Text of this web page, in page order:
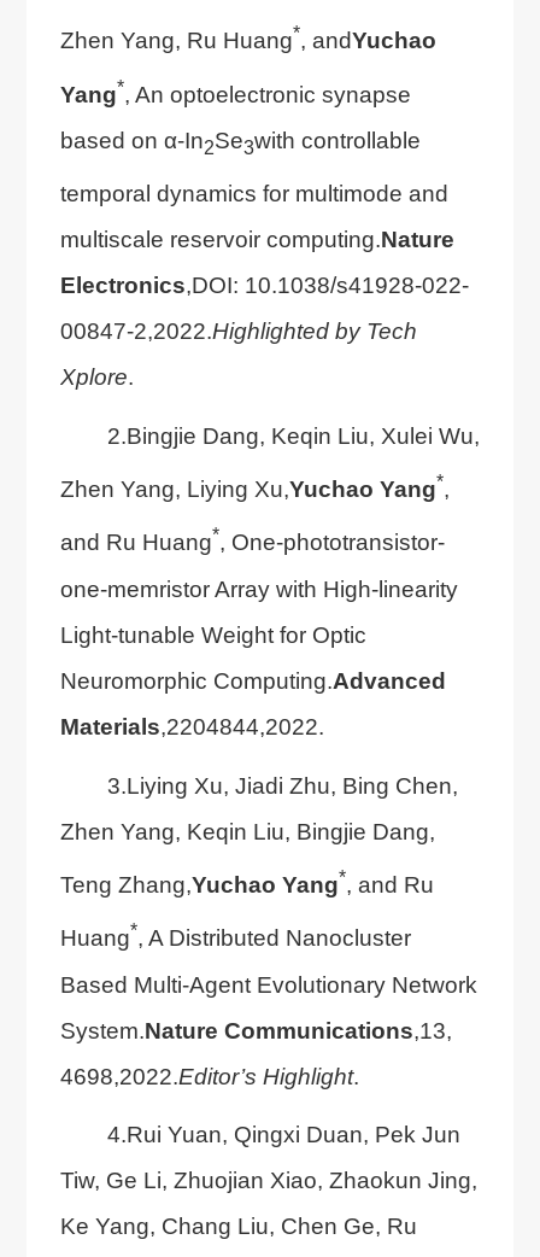
Zhen Yang, Ru Huang*, andYuchao
Yang*, An optoelectronic synapse
based on α-In2Se3with controllable
temporal dynamics for multimode and
multiscale reservoir computing.Nature
Electronics,DOI: 10.1038/s41928-022-
00847-2,2022.Highlighted by Tech
Xplore.
2.Bingjie Dang, Keqin Liu, Xulei Wu,
Zhen Yang, Liying Xu,Yuchao Yang*,
and Ru Huang*, One-phototransistor-
one-memristor Array with High-linearity
Light-tunable Weight for Optic
Neuromorphic Computing.Advanced
Materials,2204844,2022.
3.Liying Xu, Jiadi Zhu, Bing Chen,
Zhen Yang, Keqin Liu, Bingjie Dang,
Teng Zhang,Yuchao Yang*, and Ru
Huang*, A Distributed Nanocluster
Based Multi-Agent Evolutionary Network
System.Nature Communications,13,
4698,2022.Editor’s Highlight.
4.Rui Yuan, Qingxi Duan, Pek Jun
Tiw, Ge Li, Zhuojian Xiao, Zhaokun Jing,
Ke Yang, Chang Liu, Chen Ge, Ru